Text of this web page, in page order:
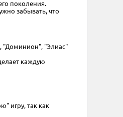
поколения.
забывать, что
"Доминион", "Элиас"
каждую
игру, так как